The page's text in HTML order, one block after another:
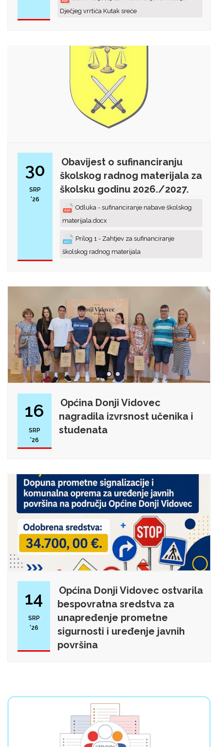
Dječjeg vrrtića Kutak sreće
30
SRP
'26
Obavijest o sufinanciranju
školskog radnog materijala za
školsku godinu 2026./2027.
Odluka - sufinanciranje nabave školskog
materijala.docx
Prilog 1 - Zahtjev za sufinanciranje
školskog radnog materijala
16
SRP
'26
Općina Donji Vidovec
nagradila izvrsnost učenika i
studenata
14
SRP
'26
Općina Donji Vidovec ostvarila
bespovratna sredstva za
unapređenje prometne
sigurnosti i uređenje javnih
površina